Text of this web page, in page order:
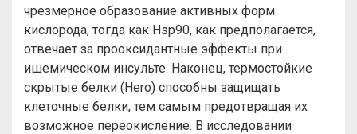
чрезмерное образование активных форм
кислорода, тогда как Hsp90, как предполагается,
отвечает за прооксидантные эффекты при
ишемическом инсульте. Наконец, термостойкие
скрытые белки (Hero) способны защищать
клеточные белки, тем самым предотвращая их
возможное переокисление. В исследовании